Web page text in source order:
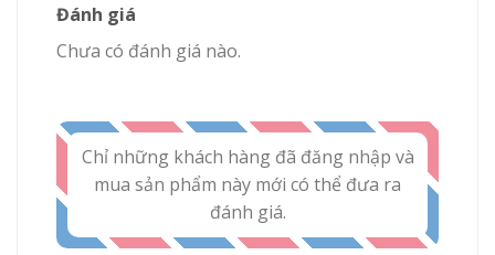
Đánh giá
Chưa có đánh giá nào.
Chỉ những khách hàng đã đăng nhập và
mua sản phẩm này mới có thể đưa ra
đánh giá.